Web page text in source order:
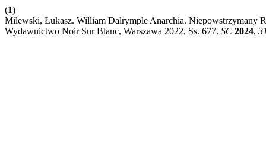
(1)
Milewski, Łukasz. William Dalrymple Anarchia. Niepowstrzymany
Wydawnictwo Noir Sur Blanc, Warszawa 2022, Ss. 677. SC 2024,